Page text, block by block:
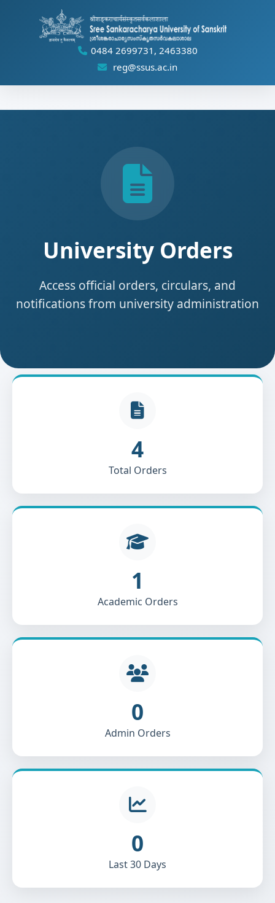
0484 2699731, 2463380
reg@ssus.ac.in
University Orders
Access official orders, circulars, and
notifications from university administration
4
Total Orders
1
Academic Orders
0
Admin Orders
0
Last 30 Days